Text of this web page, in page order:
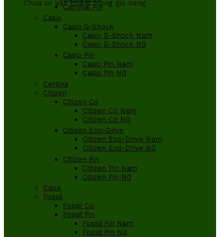
Chưa có sản phẩm trong giỏ hàng.
Carnival Pin
Casio
Casio G-Shock
Casio G-Shock Nam
Casio G-Shock Nữ
Casio Pin
Casio Pin Nam
Casio Pin Nữ
Certina
Citizen
Citizen Cơ
Citizen Cơ Nam
Citizen Cơ Nữ
Citizen Eco-Drive
Citizen Eco-Drive Nam
Citizen Eco-Drive Nữ
Citizen Pin
Citizen Pin Nam
Citizen Pin Nữ
Edox
Fossil
Fossil Cơ
Fossil Pin
Fossil Pin Nam
Fossil Pin Nữ